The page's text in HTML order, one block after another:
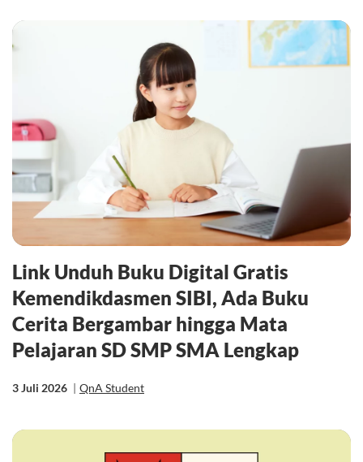
Link Unduh Buku Digital Gratis
Kemendikdasmen SIBI, Ada Buku
Cerita Bergambar hingga Mata
Pelajaran SD SMP SMA Lengkap
3 Juli 2026 | QnA Student